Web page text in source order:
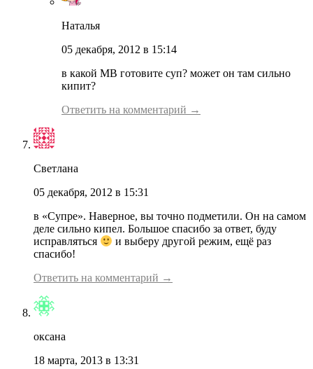
Наталья
05 декабря, 2012 в 15:14
в какой МВ готовите суп? может он там сильно
кипит?
Ответить на комментарий →
Светлана
05 декабря, 2012 в 15:31
в «Супре». Наверное, вы точно подметили. Он на самом
деле сильно кипел. Большое спасибо за ответ, буду
исправляться
и выберу другой режим, ещё раз
спасибо!
Ответить на комментарий →
оксана
18 марта, 2013 в 13:31